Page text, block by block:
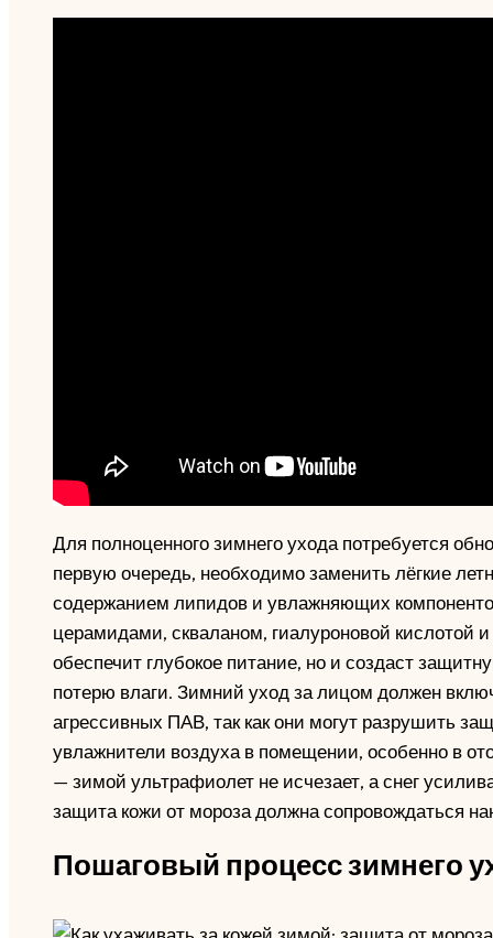
Для полноценного зимнего ухода потребуется
первую очередь, необходимо заменить лёгкие
содержанием липидов и увлажняющих
церамидами, скваланом, гиалуроновой кислотой
обеспечит глубокое питание, но и создаст
потерю влаги. Зимний уход за лицом должен
агрессивных ПАВ, так как они могут разрушить
увлажнители воздуха в помещении, особенно в
— зимой ультрафиолет не исчезает, а снег
защита кожи от мороза должна сопровождаться
Пошаговый процесс зимнего